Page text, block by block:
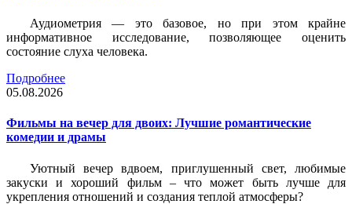
Аудиометрия — это базовое, но при этом крайне
информативное исследование, позволяющее оценить
состояние слуха человека.
Подробнее
05.08.2026
Фильмы на вечер для двоих: Лучшие романтические
комедии и драмы
Уютный вечер вдвоем, приглушенный свет, любимые
закуски и хороший фильм – что может быть лучше для
укрепления отношений и создания теплой атмосферы?